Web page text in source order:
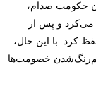
حکومت صدام،
می‌کرد و پس از
کرد. با این حال،
کم‌رنگ‌شدن خصومت‌ها